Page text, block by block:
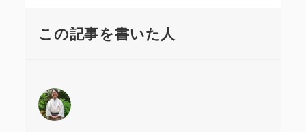
この記事を書いた人